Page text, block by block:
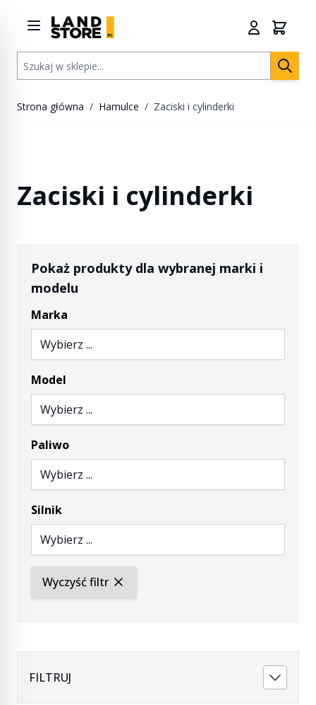
Szukaj w sklepie...
Strona główna / Hamulce / Zaciski i cylinderki
Zaciski i cylinderki
Pokaż produkty dla wybranej marki i
modelu
Marka
Wybierz ...
Model
Wybierz ...
Paliwo
Wybierz ...
Silnik
Wybierz ...
Wyczyść filtr
FILTRUJ